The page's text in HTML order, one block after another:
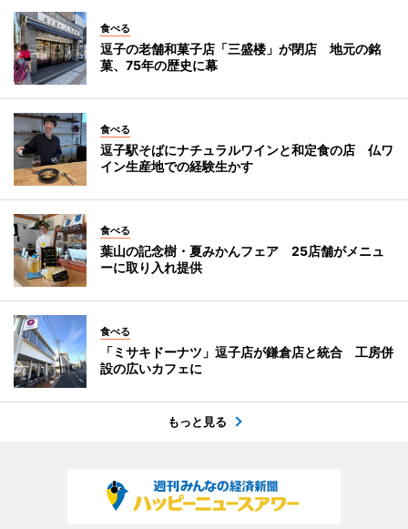
食べる
逗子の老舗和菓子店「三盛楼」が閉店 地元の銘
菓、75年の歴史に幕
食べる
逗子駅そばにナチュラルワインと和定食の店 仏ワ
イン生産地での経験生かす
食べる
葉山の記念樹・夏みかんフェア 25店舗がメニュ
ーに取り入れ提供
食べる
「ミサキドーナツ」逗子店が鎌倉店と統合 工房併
設の広いカフェに
もっと見る